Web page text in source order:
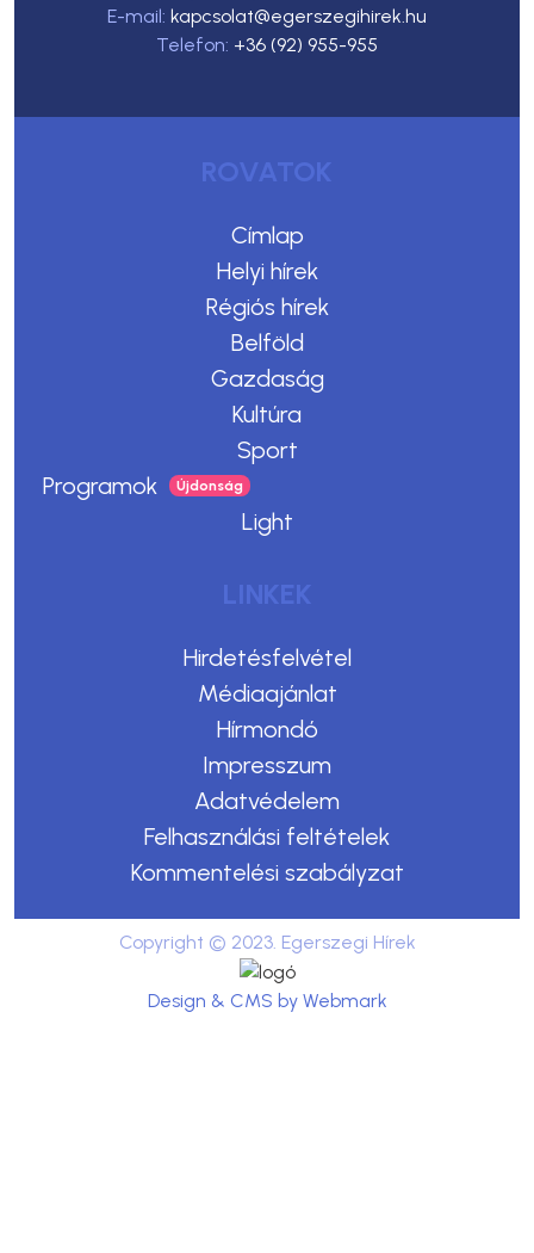
E-mail: kapcsolat@egerszegihirek.hu
Telefon: +36 (92) 955-955
ROVATOK
Címlap
Helyi hírek
Régiós hírek
Belföld
Gazdaság
Kultúra
Sport
Programok
Light
LINKEK
Hirdetésfelvétel
Médiaajánlat
Hírmondó
Impresszum
Adatvédelem
Felhasználási feltételek
Kommentelési szabályzat
Copyright © 2023. Egerszegi Hírek
Design & CMS by Webmark